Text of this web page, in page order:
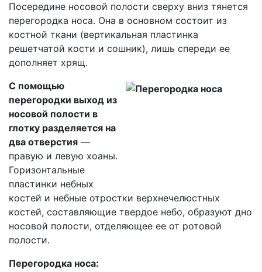
Посередине носовой полости сверху вниз тянется
перегородка носа. Она в основном состоит из
костной ткани (вертикальная пластинка
решетчатой кости и сошник), лишь спереди ее
дополняет хрящ.
С помощью
перегородки выход из
носовой полости в
глотку разделяется на
два отверстия —
правую и левую хоаны.
Горизонтальные
пластинки небных
костей и небные отростки верхнечелюстных
костей, составляющие твердое небо, образуют дно
носовой полости, отделяющее ее от ротовой
полости.
Перегородка носа: